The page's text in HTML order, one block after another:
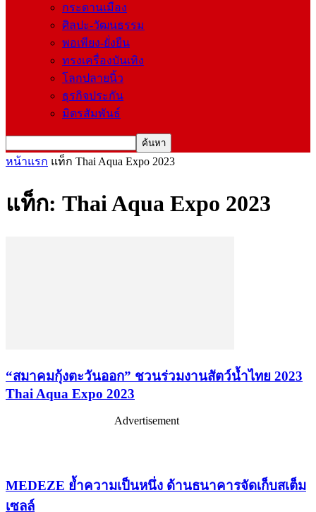
กระดานเมือง
ศิลปะ-วัฒนธรรม
พอเพียง-ยั่งยืน
ทรงเครื่องบันเทิง
โลกปลายนิ้ว
ธุรกิจประกัน
มิตรสัมพันธ์
หน้าแรก แท็ก Thai Aqua Expo 2023
แท็ก: Thai Aqua Expo 2023
“สมาคมกุ้งตะวันออก” ชวนร่วมงานสัตว์น้ำไทย 2023
Thai Aqua Expo 2023
Advertisement
MEDEZE ย้ำความเป็นหนึ่ง ด้านธนาคารจัดเก็บสเต็ม
เซลล์